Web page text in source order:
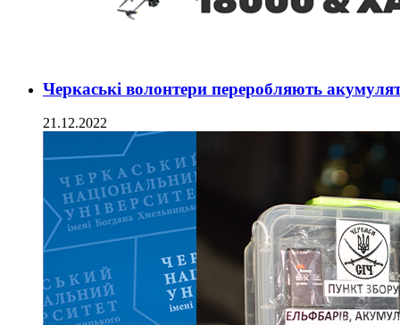
Черкаські волонтери переробляють
21.12.2022